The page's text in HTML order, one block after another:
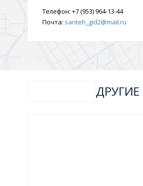
Трапы для
3 категории
Телефон: +7 (953) 964-13-44
Почта: santeh_gid2@mail.ru
ДРУГИЕ